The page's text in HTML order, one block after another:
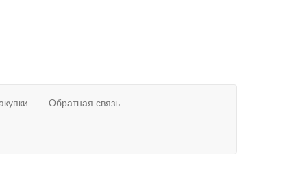
Обратная связь